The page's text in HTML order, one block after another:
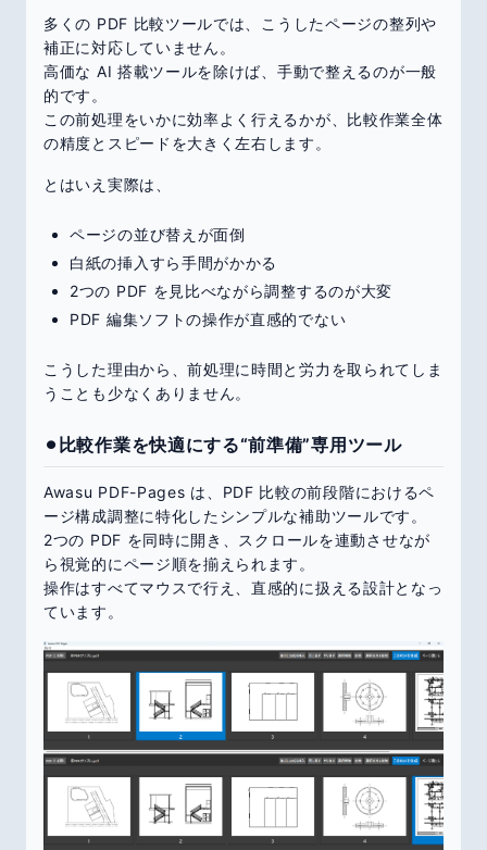
多くの PDF 比較ツールでは、こうしたページの整列や
補正に対応していません。
高価な AI 搭載ツールを除けば、手動で整えるのが一般
的です。
この前処理をいかに効率よく行えるかが、比較作業全体
の精度とスピードを大きく左右します。
とはいえ実際は、
ページの並び替えが面倒
白紙の挿入すら手間がかかる
2つの PDF を見比べながら調整するのが大変
PDF 編集ソフトの操作が直感的でない
こうした理由から、前処理に時間と労力を取られてしま
うことも少なくありません。
⚫︎比較作業を快適にする“前準備”専用ツール
Awasu PDF-Pages は、PDF 比較の前段階におけるペ
ージ構成調整に特化したシンプルな補助ツールです。
2つの PDF を同時に開き、スクロールを連動させなが
ら視覚的にページ順を揃えられます。
操作はすべてマウスで行え、直感的に扱える設計となっ
ています。